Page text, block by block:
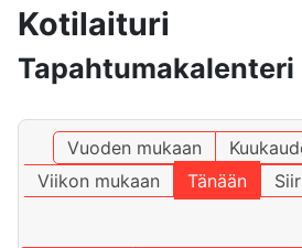
Kotilaituri
Tapahtumakalenteri
Vuoden mukaan
Viikon mukaan
Tänään